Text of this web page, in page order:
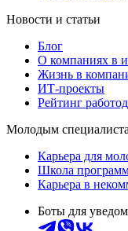
Новости и статьи
Блог
О компаниях в
Жизнь в
ИТ-проекты
Рейтинг
Молодым
Карьера для
Школа
Карьера в
Боты для